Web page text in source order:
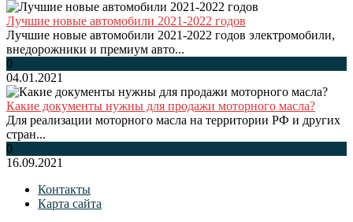
Лучшие новые автомобили 2021-2022 годов
Лучшие новые автомобили 2021-2022 годов электромобили,
внедорожники и премиум авто...
0
04.01.2021
Какие документы нужны для продажи моторного масла?
Для реализации моторного масла на территории РФ и других
стран...
0
16.09.2021
Контакты
Карта сайта